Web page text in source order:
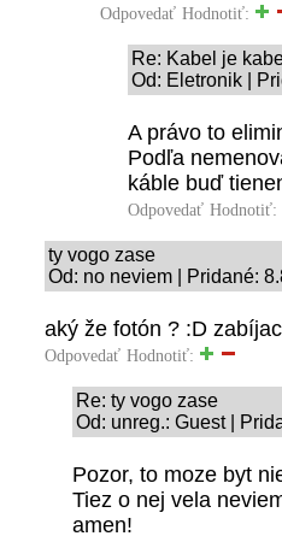
Odpovedať Hodnotiť:
Re: Kabel je
Od: Eletronik |
A právo to
Podľa
káble buď
Odpovedať Hodnotiť:
ty vogo zase
Od: no neviem | Pridané:
aký že fotón ? :D
Odpovedať Hodnotiť:
Re: ty vogo zase
Od: unreg.: Guest |
Pozor, to moze byt
Tiez o nej vela
amen!